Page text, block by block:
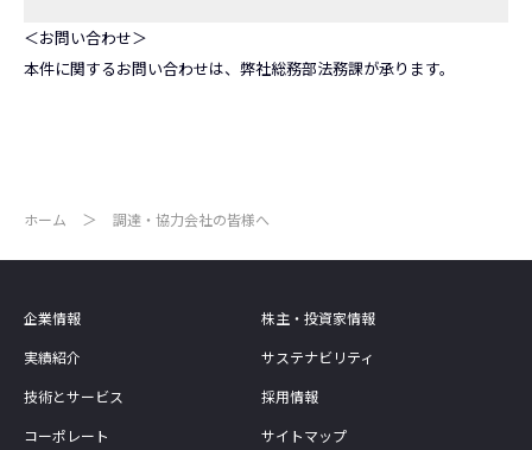
＜お問い合わせ＞
本件に関するお問い合わせは、弊社総務部法務課が承ります。
ホーム 調達・協力会社の皆様へ
企業情報
株主・投資家情報
実績紹介
サステナビリティ
技術とサービス
採用情報
コーポレート
サイトマップ